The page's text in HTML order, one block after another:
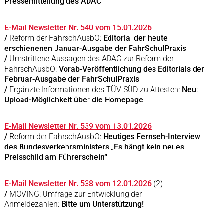
E-Mail Newsletter Nr. 540 vom 15.01.2026
/ Reform der FahrschAusbO:Editorial der heute
erschienenen Januar-Ausgabe der FahrSchulPraxis
/ Umstrittene Aussagen des ADAC zur Reform der
FahrschAusbO:Vorab-Veröffentlichung des Editorials der
Februar-Ausgabe der FahrSchulPraxis
/ Ergänzte Informationen des TÜV SÜD zu Attesten: Neu:
Upload-Möglichkeit über die Homepage
E-Mail Newsletter Nr. 539 vom 13.01.2026
/ Reform der FahrschAusbO:Heutiges Fernseh-Interview
des Bundesverkehrsministers „Es hängt kein neues
Preisschild am Führerschein“
E-Mail Newsletter Nr. 538 vom 12.01.2026(2)
/ MOVING: Umfrage zur Entwicklung der
Anmeldezahlen: Bitte um Unterstützung!